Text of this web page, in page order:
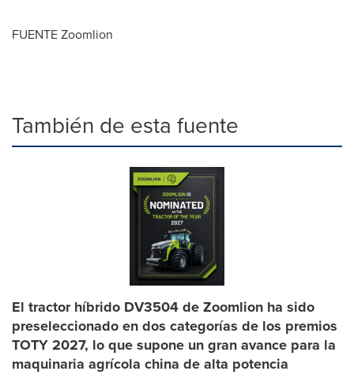
FUENTE Zoomlion
También de esta fuente
El tractor híbrido DV3504 de Zoomlion ha sido
preseleccionado en dos categorías de los premios
TOTY 2027, lo que supone un gran avance para la
maquinaria agrícola china de alta potencia